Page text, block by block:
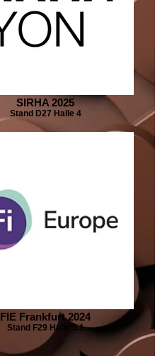
SIRHA 2025
Stand D27 Halle 4
FIE Frankfurt 2024
Stand F29 Halle 3.1